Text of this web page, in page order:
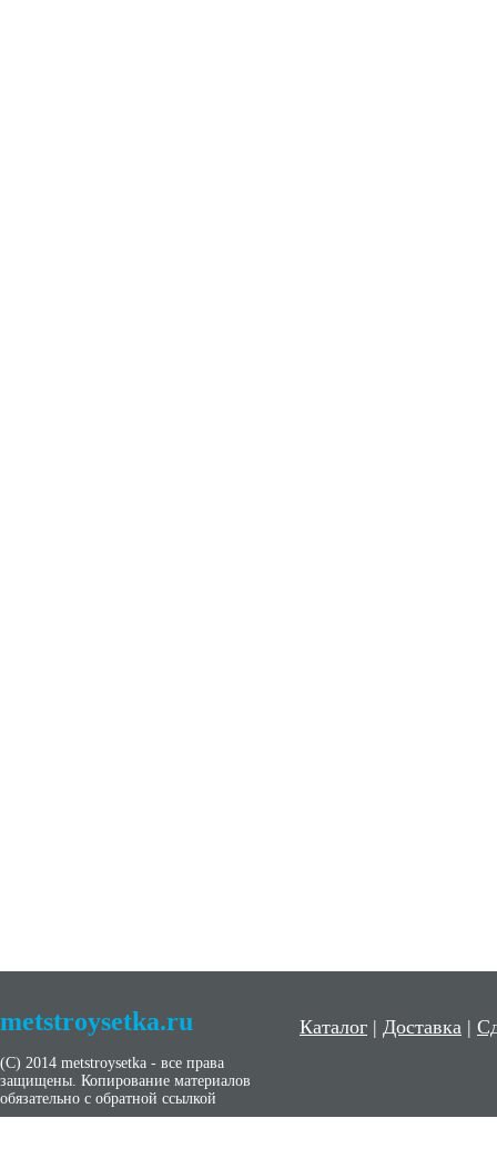
metstroysetka.ru
(С) 2014 metstroysetka - все права
защищены. Копирование материалов
обязательно с обратной ссылкой
Каталог | Доставка |